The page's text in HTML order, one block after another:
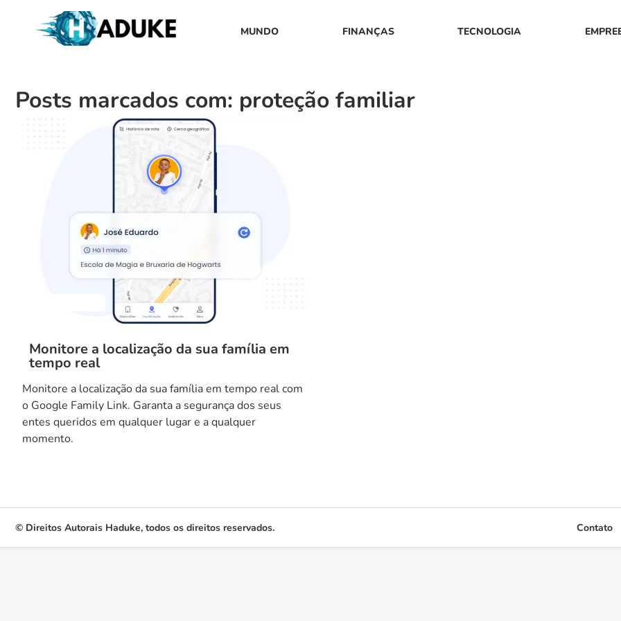
MUNDO FINANÇAS TECNOLOGIA
Posts marcados com: proteção familiar
Monitore a localização da sua família em
tempo real
Monitore a localização da sua família em tempo real com
o Google Family Link. Garanta a segurança dos seus
entes queridos em qualquer lugar e a qualquer
momento.
© Direitos Autorais Haduke, todos os direitos reservados. Contato